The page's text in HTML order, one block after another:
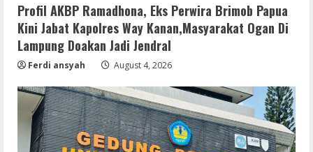
Profil AKBP Ramadhona, Eks Perwira Brimob Papua
Kini Jabat Kapolres Way Kanan,Masyarakat Ogan Di
Lampung Doakan Jadi Jendral
Ferdi ansyah August 4, 2026
2
Serialers
VMware Workstation Portable +
Activator Final
August 6, 2026